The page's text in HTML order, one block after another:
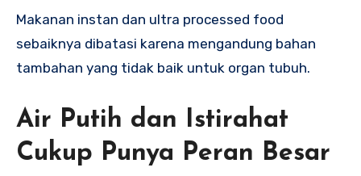
Makanan instan dan ultra processed food
sebaiknya dibatasi karena mengandung bahan
tambahan yang tidak baik untuk organ tubuh.
Air Putih dan Istirahat
Cukup Punya Peran Besar